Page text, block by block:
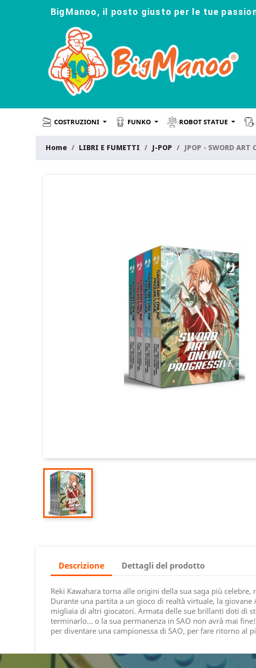
BigManoo, il posto giusto per le tue
COSTRUZIONI FUNKO ROBOT STATUE
Home LIBRI E FUMETTI J-POP JPOP - SWORD ART
Descrizione Dettagli del prodotto
Reki Kawahara torna alle origini della sua saga più
Durante una partita a un gioco di realtà virtuale, la
migliaia di altri giocatori. Armata delle sue brillanti doti di
terminarlo... o la sua permanenza in SAO non avrà mai
per diventare una campionessa di SAO, per fare ritorno